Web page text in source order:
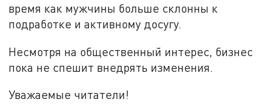
время как мужчины больше склонны к
подработке и активному досугу.
Несмотря на общественный интерес, бизнес
пока не спешит внедрять изменения.
Уважаемые читатели!